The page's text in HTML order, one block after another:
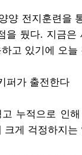
양 전지훈련을
을 뒀다. 지금은
고 있기에 오
퍼가 출전한다
고 누적으로 인
크게 걱정하지는